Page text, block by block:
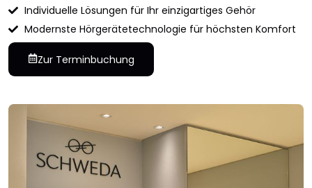
Individuelle Lösungen für Ihr einzigartiges Gehör
Modernste Hörgerätetechnologie für höchsten Komfort
Zur Terminbuchung